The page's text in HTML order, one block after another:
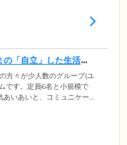
「自立」した生活を
方々が少人数のグループ(ユ
です。定員6名と小規模で
あいあいと、コミュニケー
ご入居のみなさまの「自
ながります。ご入居のみ